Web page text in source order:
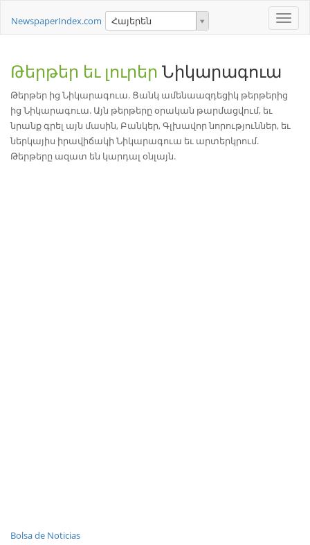
Toggle
NewspaperIndex.com Հայերեն
Թերթեր եւ լուրեր Նիկարագուա
Թերթեր ից Նիկարագուա. Ցանկ ամենաազդեցիկ թերթերից
ից Նիկարագուա. Այն թերթերը օրական թարմացվում, եւ
նրանք գրել այն մասին, Բանկեր, Գլխավոր նորություններ, եւ
ներկայիս իրավիճակի Նիկարագուա եւ արտերկրում.
Թերթերը ազատ են կարդալ օնլայն.
Bolsa de Noticias